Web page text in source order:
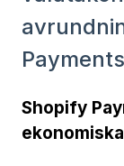
Payments
Shopify